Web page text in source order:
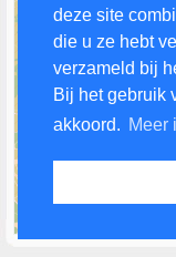
deze site
die u ze hebt
verzameld bij
Bij het gebruik
akkoord. Meer